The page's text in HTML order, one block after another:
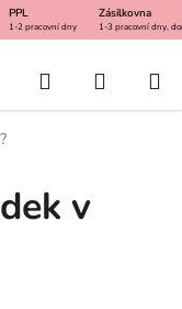
PPL Zásilkovna
1-2 pracovní dny 1-3 pracovní dny,
Hledat
KOŠÍK
v